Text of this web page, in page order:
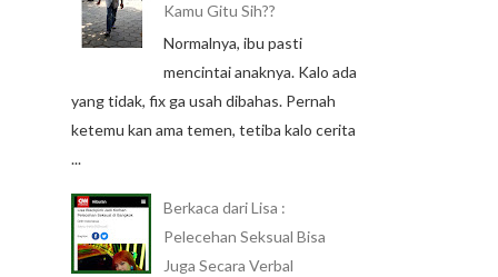
Kamu Gitu Sih??
Normalnya, ibu pasti
mencintai anaknya. Kalo ada
yang tidak, fix ga usah dibahas. Pernah
ketemu kan ama temen, tetiba kalo cerita
...
Berkaca dari Lisa :
Pelecehan Seksual Bisa
Juga Secara Verbal